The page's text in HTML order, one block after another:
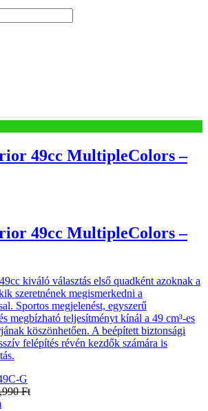
49cc MultipleColors –
49cc MultipleColors –
kiváló választás első quadként azoknak a
szeretnének megismerkedni a
Sportos megjelenést, egyszerű
megbízható teljesítményt kínál a 49 cm³-es
köszönhetően. A beépített biztonsági
felépítés révén kezdők számára is
G
Ft